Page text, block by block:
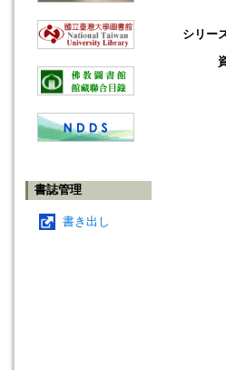
書誌管理
書き出し
シリー